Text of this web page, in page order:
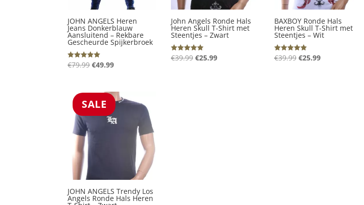
JOHN ANGELS Heren
Jeans Donkerblauw
Aansluitend – Rekbare
Gescheurde Spijkerbroek
Gewaardeerd
5.00
€79.99Oorspronkelijke
€79.99.
€49.99Huidige
€49.99.
John Angels Ronde Hals
Heren Skull T-Shirt met
Steentjes – Zwart
Gewaardeerd
5.00
€39.99 Oorspronkelijke
€25.99Huidige
BAXBOY Ronde Hals
Heren Skull T-Shirt met
Steentjes – Wit
Gewaardeerd
5.00
€39.99 Oorspronkelijke
€25.99Huidige
SALE
JOHN ANGELS Trendy Los
Angels Ronde Hals Heren